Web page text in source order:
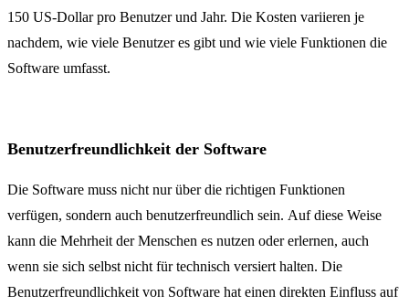
150 US-Dollar pro Benutzer und Jahr. Die Kosten variieren je
nachdem, wie viele Benutzer es gibt und wie viele Funktionen die
Software umfasst.
Benutzerfreundlichkeit der Software
Die Software muss nicht nur über die richtigen Funktionen
verfügen, sondern auch benutzerfreundlich sein. Auf diese Weise
kann die Mehrheit der Menschen es nutzen oder erlernen, auch
wenn sie sich selbst nicht für technisch versiert halten. Die
Benutzerfreundlichkeit von Software hat einen direkten Einfluss auf